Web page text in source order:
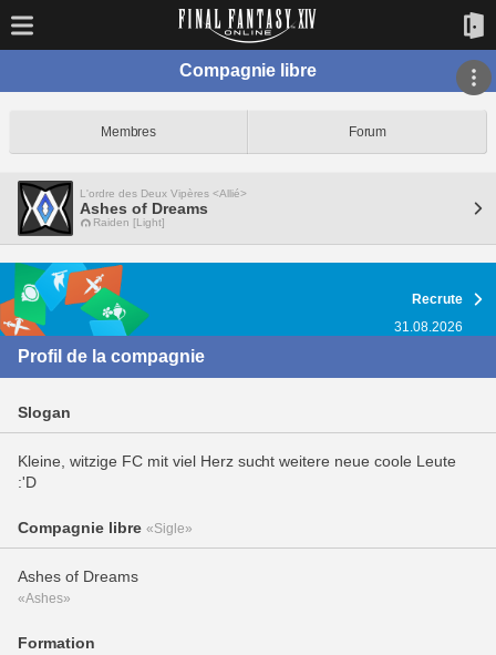
Compagnie libre
Membres Forum
L'ordre des Deux Vipères <Allié>
Ashes of Dreams
Raiden [Light]
Recrute
31.08.2026
Profil de la compagnie
Slogan
Kleine, witzige FC mit viel Herz sucht weitere neue coole Leute
:'D
Compagnie libre «Sigle»
Ashes of Dreams
«Ashes»
Formation